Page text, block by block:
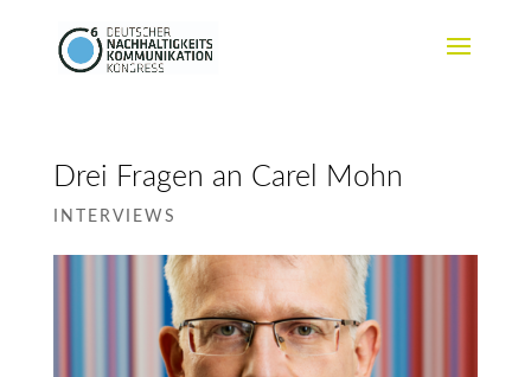
Drei Fragen an Carel Mohn
INTERVIEWS